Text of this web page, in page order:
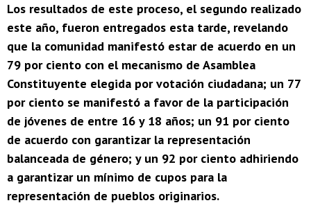
Los resultados de este proceso, el segundo realizado
este año, fueron entregados esta tarde, revelando
que la comunidad manifestó estar de acuerdo en un
79 por ciento con el mecanismo de Asamblea
Constituyente elegida por votación ciudadana; un 77
por ciento se manifestó a favor de la participación
de jóvenes de entre 16 y 18 años; un 91 por ciento
de acuerdo con garantizar la representación
balanceada de género; y un 92 por ciento adhiriendo
a garantizar un mínimo de cupos para la
representación de pueblos originarios.